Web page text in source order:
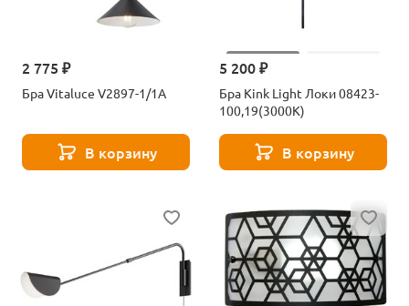
2 775 ₽
Бра Vitaluce V2897-1/1A
В корзину
5 200 ₽
Бра Kink Light Локи 08423-
100,19(3000K)
В корзину